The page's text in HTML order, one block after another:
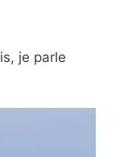
je parle